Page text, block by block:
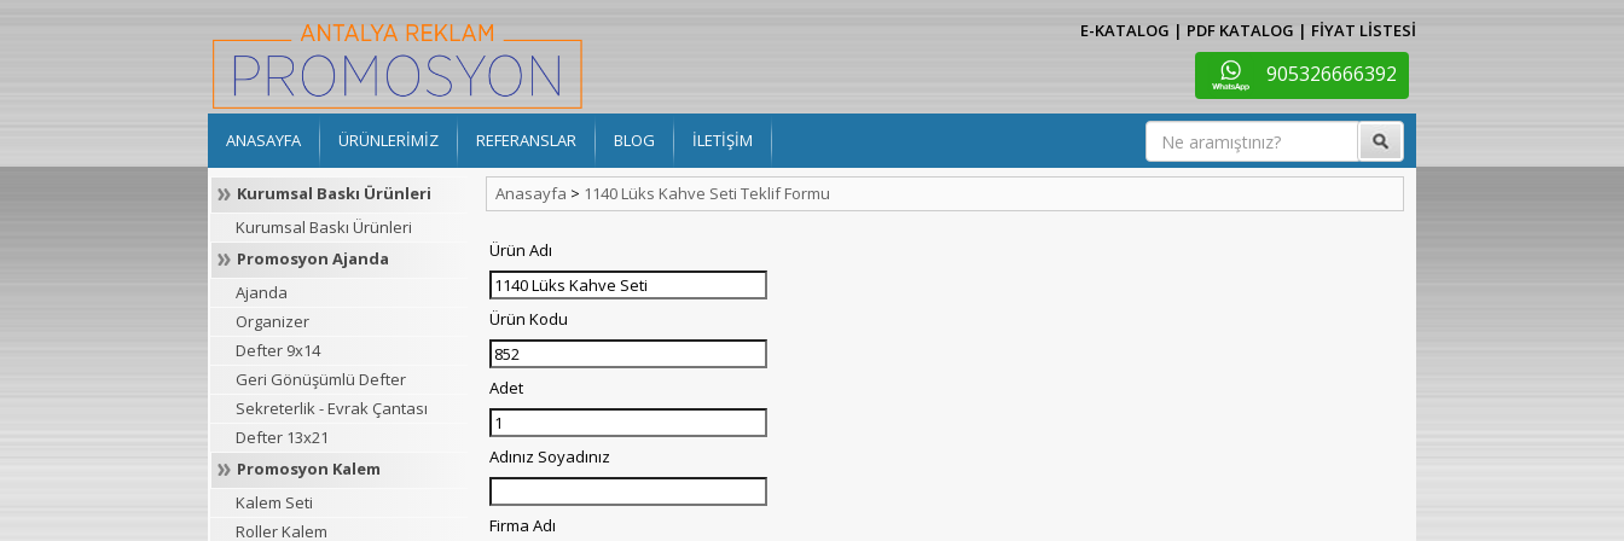
E-KATALOG | PDF KATALOG | FİYAT LİSTESİ
905326666392
ANASAYFA ÜRÜNLERİMİZ REFERANSLAR BLOG İLETİŞİM
Kurumsal Baskı Ürünleri
Kurumsal Baskı Ürünleri
Promosyon Ajanda
Ajanda
Organizer
Defter 9x14
Geri Gönüşümlü Defter
Sekreterlik - Evrak Çantası
Defter 13x21
Promosyon Kalem
Kalem Seti
Roller Kalem
Anasayfa > 1140 Lüks Kahve Seti Teklif Formu
Ürün Adı
Ürün Kodu
Adet
Adınız Soyadınız
Firma Adı